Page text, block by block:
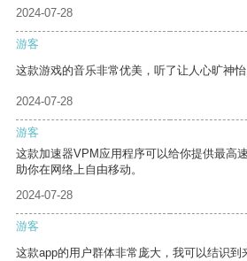
2024-07-28
游客
这款游戏的音乐非常优美，听了让人心旷神怡
2024-07-28
游客
这款加速器VPM应用程序可以给你提供最高
助你在网络上自由移动。
2024-07-28
游客
这款app的用户群体非常庞大，我可以结识到